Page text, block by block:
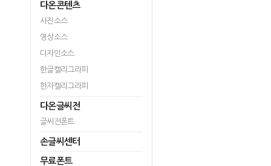
다온콘텐츠
사진소스
영상소스
디자인소스
한글캘리그라피
한자캘리그라피
다온글씨전
글씨전폰트
손글씨센터
무료폰트